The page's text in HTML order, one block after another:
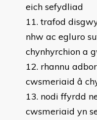
eich sefydliad
trafod
nhw ac egluro
chynhyrchion a
rhannu
cwsmeriaid â
nodi ffyrdd
cwsmeriaid yn